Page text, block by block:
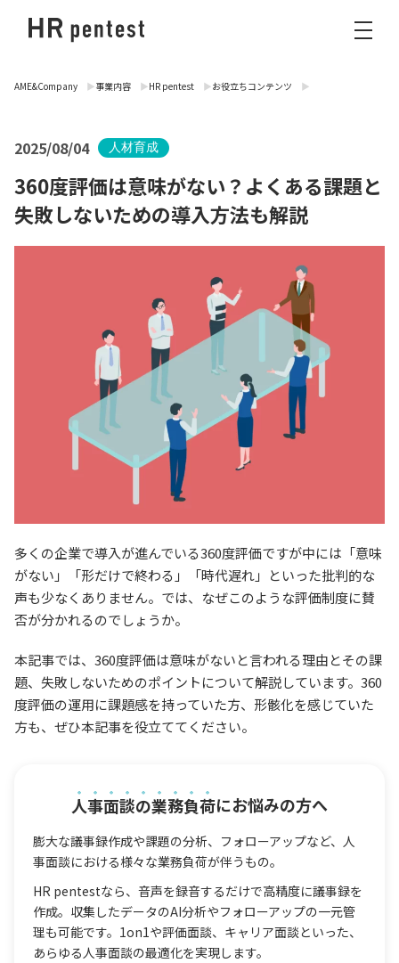
AME&Company 事業内容 HR pentest お役立ちコンテンツ
2025/08/04 人材育成
360度評価は意味がない？よくある課題と
失敗しないための導入方法も解説
多くの企業で導入が進んでいる360度評価ですが中には「意味
がない」「形だけで終わる」「時代遅れ」といった批判的な
声も少なくありません。では、なぜこのような評価制度に賛
否が分かれるのでしょうか。
本記事では、360度評価は意味がないと言われる理由とその課
題、失敗しないためのポイントについて解説しています。360
度評価の運用に課題感を持っていた方、形骸化を感じていた
方も、ぜひ本記事を役立ててください。
人事面談の業務負荷にお悩みの方へ
膨大な議事録作成や課題の分析、フォローアップなど、人
事面談における様々な業務負荷が伴うもの。
HR pentestなら、音声を録音するだけで高精度に議事録を
作成。収集したデータのAI分析やフォローアップの一元管
理も可能です。1on1や評価面談、キャリア面談といった、
あらゆる人事面談の最適化を実現します。